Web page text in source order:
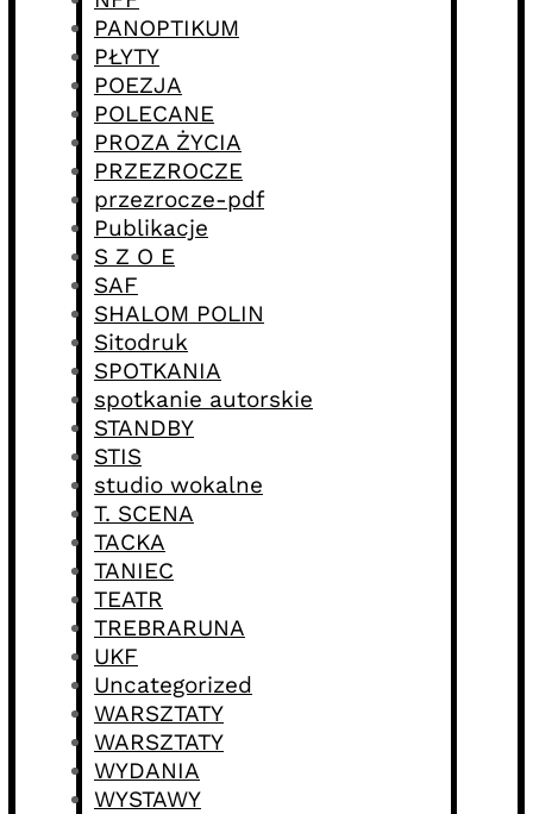
PANOPTIKUM
PŁYTY
POEZJA
POLECANE
PROZA ŻYCIA
PRZEZROCZE
przezrocze-pdf
Publikacje
S Z O E
SAF
SHALOM POLIN
Sitodruk
SPOTKANIA
spotkanie autorskie
STANDBY
STIS
studio wokalne
T. SCENA
TACKA
TANIEC
TEATR
TREBRARUNA
UKF
Uncategorized
WARSZTATY
WARSZTATY
WYDANIA
WYSTAWY